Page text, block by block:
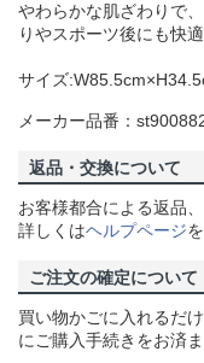
やわらかな肌ざわりで
りやスポーツ後にも快
サイズ
メーカー品番：
返品・交換について
お客様都合による返品
詳しくはヘルプページ
ご注文の確定について
買い物かごに入れるだ
にご購入手続きをお済ま